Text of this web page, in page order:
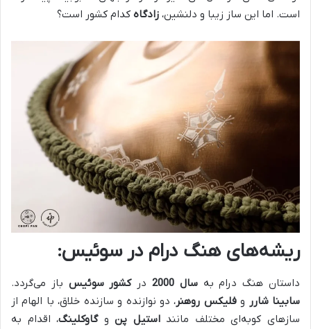
است. اما این ساز زیبا و دلنشین، زادگاه کدام کشور است؟
ریشه‌های هنگ درام در سوئیس:
داستان هنگ درام بهسال 2000 درکشور سوئیس باز می‌گردد.
سابینا شارر وفلیکس روهنر، دو نوازنده و سازنده خلاق، با الهام از
سازهای کوبه‌ای مختلف ماننداستیل پنوگاوکلینگ، اقدام به